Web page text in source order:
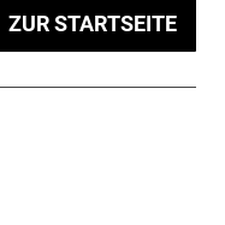
ZUR STARTSEITE